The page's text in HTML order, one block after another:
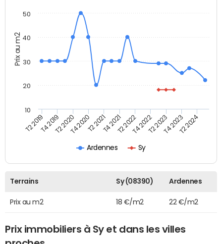
Prix au m2
Ardennes Sy
T2 2019T4 2019T2 2020T4 2020T2 2021T4 2021T2 2022T4 2022T2 2023T4 2023T2 2024
10
20
30
40
50
Terrains Sy (08390) Ardennes
Prix au m2 18 €/m2 22 €/m2
Prix immobiliers à Sy et dans les villes